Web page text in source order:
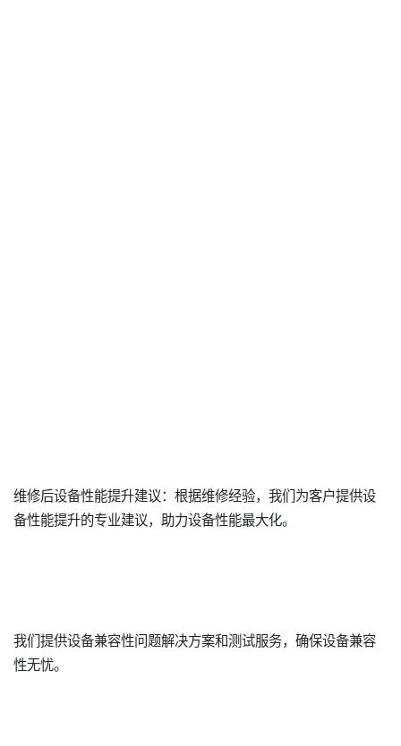
维修后设备性能提升建议：根据维修经验，我们为客户提供设
备性能提升的专业建议，助力设备性能最大化。
我们提供设备兼容性问题解决方案和测试服务，确保设备兼容
性无忧。